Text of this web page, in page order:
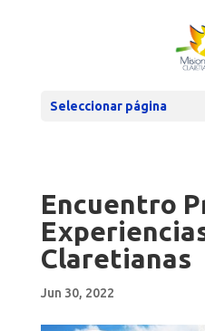
Seleccionar página
Encuentro
Claretianas
Jun 30, 2022